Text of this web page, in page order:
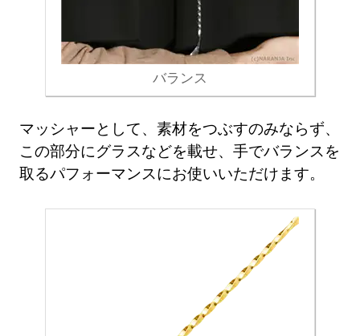
バランス
マッシャーとして、素材をつぶすのみならず、
この部分にグラスなどを載せ、手でバランスを
取るパフォーマンスにお使いいただけます。